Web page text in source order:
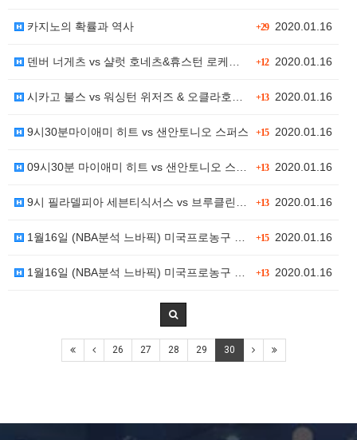
+292020.01.16
카지노의 확률과 역사
+122020.01.16
덴버 너게츠 vs 샬럿 호네츠&휴스턴 로케츠 vs 포틀…
+132020.01.16
시카고 불스 vs 워싱턴 위저즈 & 오클라호마시티 썬더…
+152020.01.16
9시30분마이애미 히트 vs 샌안토니오 스퍼스
+132020.01.16
09시30분 마이애미 히트 vs 샌안토니오 스퍼스
+132020.01.16
9시 필라델피아 세븐티식서스 vs 브루클린 네츠
+152020.01.16
1월16일 (NBA분석 느바픽) 미국프로농구 보스턴셀틱…
+132020.01.16
1월16일 (NBA분석 느바픽) 미국프로농구 미네소타 …
26 27 28 29 30